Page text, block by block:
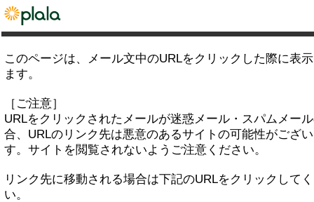
このページは、メール文中のURLをクリックした際に表
ます。
［ご注意］
URLをクリックされたメールが迷惑メール・スパムメー
合、URLのリンク先は悪意のあるサイトの可能性がござ
す。サイトを閲覧されないようご注意ください。
リンク先に移動される場合は下記のURLをクリックして
い。